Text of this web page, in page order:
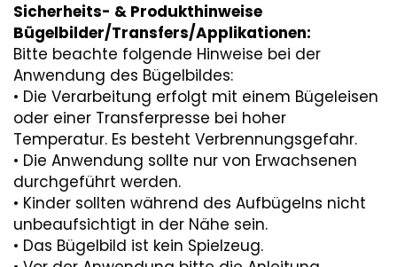
Sicherheits- & Produkthinweise
Bügelbilder/Transfers/Applikationen:
Bitte beachte folgende Hinweise bei der
Anwendung des Bügelbildes:
• Die Verarbeitung erfolgt mit einem Bügeleisen
oder einer Transferpresse bei hoher
Temperatur. Es besteht Verbrennungsgefahr.
• Die Anwendung sollte nur von Erwachsenen
durchgeführt werden.
• Kinder sollten während des Aufbügelns nicht
unbeaufsichtigt in der Nähe sein.
• Das Bügelbild ist kein Spielzeug.